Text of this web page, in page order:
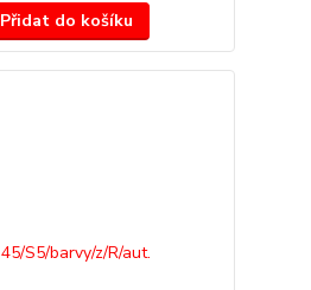
Přidat do košíku